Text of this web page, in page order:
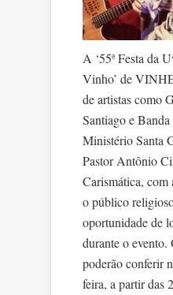
A ‘55ª Festa da
Vinho’ de
de artistas como
Santiago e
Ministério Santa
Pastor Antônio
Carismática, com
o público
oportunidade de
durante o evento.
poderão conferir
feira, a partir das